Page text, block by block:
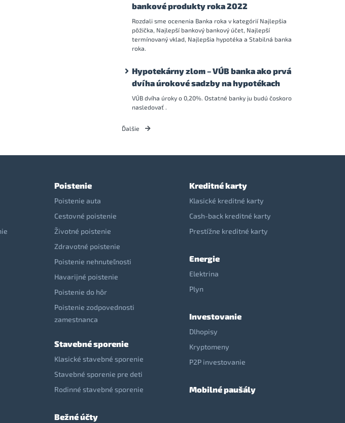
bankové produkty roka 2022
Rozdali sme ocenenia Banka roka v kategórií Najlepšia
pôžička, Najlepší bankový bankový účet, Najlepší
termínovaný vklad, Najlepšia hypotéka a Stabilná banka
roka.
Hypotekárny zlom – VÚB banka ako prvá
dvíha úrokové sadzby na hypotékach
VÚB dvíha úroky o 0,20%. Ostatné banky ju budú čoskoro
nasledovať .
Ďalšie
Poistenie
Poistenie auta
Cestovné poistenie
Životné poistenie
Zdravotné poistenie
Poistenie nehnuteľnosti
Havarijné poistenie
Poistenie do hôr
Poistenie zodpovednosti
zamestnanca
Stavebné sporenie
Klasické stavebné sporenie
Stavebné sporenie pre deti
Rodinné stavebné sporenie
Bežné účty
Kreditné karty
Klasické kreditné karty
Cash-back kreditné karty
Prestížne kreditné karty
Energie
Elektrina
Plyn
Investovanie
Dlhopisy
Kryptomeny
P2P investovanie
Mobilné paušály